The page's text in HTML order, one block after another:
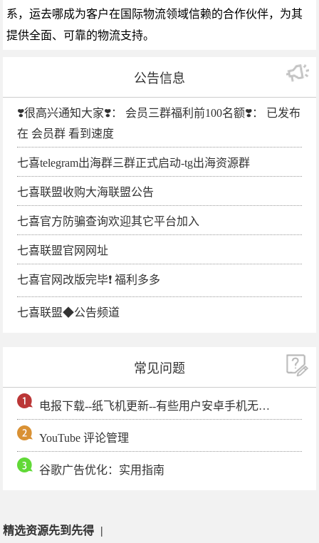
系，运去哪成为客户在国际物流领域信赖的合作伙伴，为其
提供全面、可靠的物流支持。
公告信息
❣️很高兴通知大家❣️： 会员三群福利前100名额❣️： 已发布
在 会员群 看到速度
七喜telegram出海群三群正式启动-tg出海资源群
七喜联盟收购大海联盟公告
七喜官方防骗查询欢迎其它平台加入
七喜联盟官网网址
七喜官网改版完毕❗️ 福利多多
七喜联盟◆公告频道
常见问题
电报下载--纸飞机更新--有些用户安卓手机无法更新电报软件
YouTube 评论管理
谷歌广告优化：实用指南
精选资源先到先得 |